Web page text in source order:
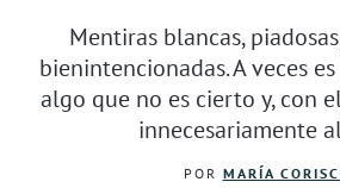
Mentiras blancas,
bienintencionadas. A veces
algo que no es cierto y, con
innecesariamente
POR MARÍA